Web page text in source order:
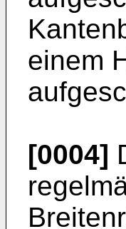
einem
[0004]